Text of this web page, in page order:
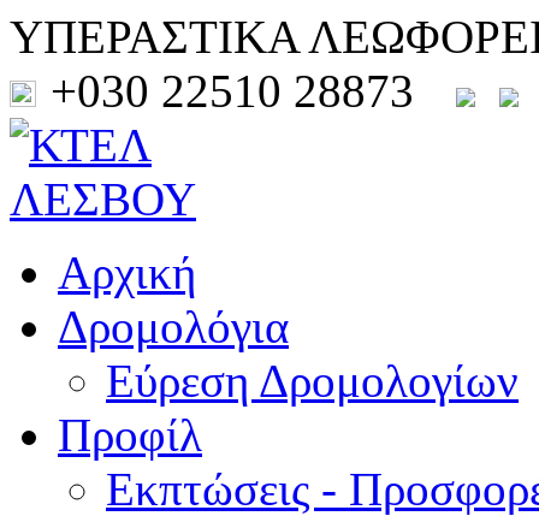
ΥΠΕΡΑΣΤΙΚΑ
+030 22510 28873
Αρχική
Δρομολόγια
Εύρεση Δρομολογίων
Προφίλ
Εκπτώσεις -